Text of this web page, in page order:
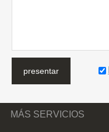
presentar
MÁS SERVICIOS